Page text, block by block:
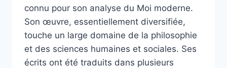
connu pour son analyse du Moi moderne.
Son œuvre, essentiellement diversifiée,
touche un large domaine de la philosophie
et des sciences humaines et sociales. Ses
écrits ont été traduits dans plusieurs